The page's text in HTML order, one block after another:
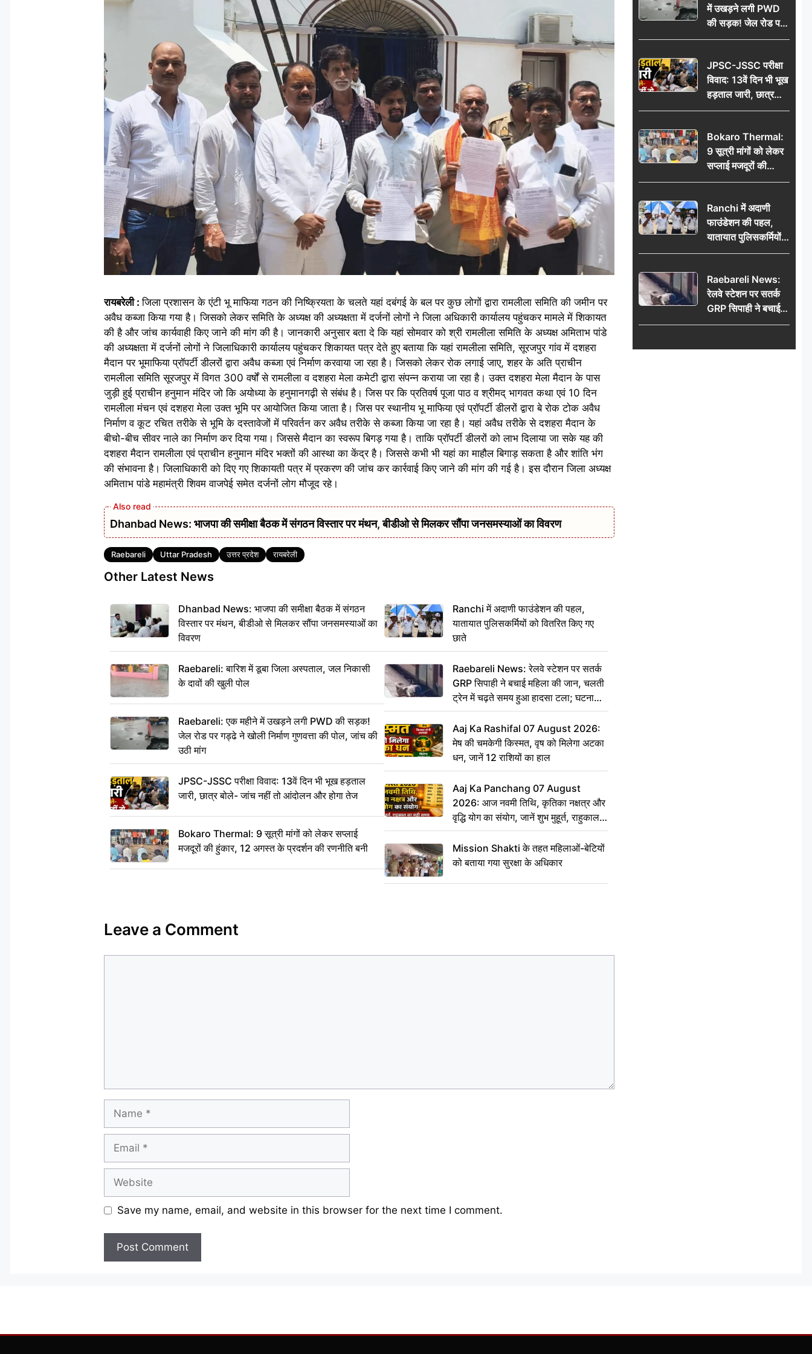
रायबरेली :जिला प्रशासन के एंटी भू माफिया गठन की निष्क्रियता के चलते यहां दबंगई के बल पर कुछ लोगों द्वारा रामलीला समिति की जमीन पर
अवैध कब्जा किया गया है। जिसको लेकर समिति के अध्यक्ष की अध्यक्षता में दर्जनों लोगों ने जिला अधिकारी कार्यालय पहुंचकर मामले में शिकायत
की है और जांच कार्यवाही किए जाने की मांग की है। जानकारी अनुसार बता दे कि यहां सोमवार को श्री रामलीला समिति के अध्यक्ष अमिताभ पांडे
की अध्यक्षता में दर्जनों लोगों ने जिलाधिकारी कार्यालय पहुंचकर शिकायत पत्र देते हुए बताया कि यहां रामलीला समिति, सूरजपुर गांव में दशहरा
मैदान पर भूमाफिया प्रॉपर्टी डीलरों द्वारा अवैध कब्जा एवं निर्माण करवाया जा रहा है। जिसको लेकर रोक लगाई जाए, शहर के अति प्राचीन
रामलीला समिति सूरजपुर में विगत 300 वर्षों से रामलीला व दशहरा मेला कमेटी द्वारा संपन्न कराया जा रहा है। उक्त दशहरा मेला मैदान के पास
जुड़ी हुई प्राचीन हनुमान मंदिर जो कि अयोध्या के हनुमानगढ़ी से संबंध है। जिस पर कि प्रतिवर्ष पूजा पाठ व श्रीमद् भागवत कथा एवं 10 दिन
रामलीला मंचन एवं दशहरा मेला उक्त भूमि पर आयोजित किया जाता है। जिस पर स्थानीय भू माफिया एवं प्रॉपर्टी डीलरों द्वारा बे रोक टोक अवैध
निर्माण व कूट रचित तरीके से भूमि के दस्तावेजों में परिवर्तन कर अवैध तरीके से कब्जा किया जा रहा है। यहां अवैध तरीके से दशहरा मैदान के
बीचो-बीच सीवर नाले का निर्माण कर दिया गया। जिससे मैदान का स्वरूप बिगड़ गया है। ताकि प्रॉपर्टी डीलरों को लाभ दिलाया जा सके यह की
दशहरा मैदान रामलीला एवं प्राचीन हनुमान मंदिर भक्तों की आस्था का केंद्र है। जिससे कभी भी यहां का माहौल बिगाड़ सकता है और शांति भंग
की संभावना है। जिलाधिकारी को दिए गए शिकायती पत्र में प्रकरण की जांच कर कार्रवाई किए जाने की मांग की गई है। इस दौरान जिला अध्यक्ष
अमिताभ पांडे महामंत्री शिवम वाजपेई समेत दर्जनों लोग मौजूद रहे।
Dhanbad News: भाजपा की समीक्षा बैठक में संगठन विस्तार पर मंथन, बीडीओ से मिलकर सौंपा जनसमस्याओं का विवरण
Tags
Raebareli Uttar Pradesh उत्तर प्रदेश रायबरेली
Other Latest News
Dhanbad News: भाजपा की समीक्षा बैठक में संगठन
विस्तार पर मंथन, बीडीओ से मिलकर सौंपा जनसमस्याओं का
विवरण
Raebareli: बारिश में डूबा जिला अस्पताल, जल निकासी
के दावों की खुली पोल
Raebareli: एक महीने में उखड़ने लगी PWD की सड़क!
जेल रोड पर गड्ढे ने खोली निर्माण गुणवत्ता की पोल, जांच की
उठी मांग
JPSC-JSSC परीक्षा विवाद: 13वें दिन भी भूख हड़ताल
जारी, छात्र बोले- जांच नहीं तो आंदोलन और होगा तेज
Bokaro Thermal: 9 सूत्री मांगों को लेकर सप्लाई
मजदूरों की हुंकार, 12 अगस्त के प्रदर्शन की रणनीति बनी
Ranchi में अदाणी फाउंडेशन की पहल,
यातायात पुलिसकर्मियों को वितरित किए गए
छाते
Raebareli News: रेलवे स्टेशन पर सतर्क
GRP सिपाही ने बचाई महिला की जान, चलती
ट्रेन में चढ़ते समय हुआ हादसा टला; घटना
CCTV में कैद
Aaj Ka Rashifal 07 August 2026:
मेष की चमकेगी किस्मत, वृष को मिलेगा अटका
धन, जानें 12 राशियों का हाल
Aaj Ka Panchang 07 August
2026: आज नवमी तिथि, कृतिका नक्षत्र और
वृद्धि योग का संयोग, जानें शुभ मुहूर्त, राहुकाल
का सही समय
Mission Shakti के तहत महिलाओं-बेटियों
को बताया गया सुरक्षा के अधिकार
Leave a Comment
Save my name, email, and website in this browser for the next time I comment.
में उखड़ने लगी PWD
की सड़क! जेल रोड पर
गड्ढे ने खोली निर्माण
की उठी मांग
JPSC-JSSC परीक्षा
विवाद: 13वें दिन भी भूख
हड़ताल जारी, छात्र
बोले- जांच नहीं तो
Bokaro Thermal:
9 सूत्री मांगों को लेकर
सप्लाई मजदूरों की
हुंकार, 12 अगस्त के
Ranchi में अदाणी
फाउंडेशन की पहल,
यातायात पुलिसकर्मियों
को वितरित किए गए छाते
Raebareli News:
रेलवे स्टेशन पर सतर्क
GRP सिपाही ने बचाई
महिला की जान, चलती
हादसा टला; घटना